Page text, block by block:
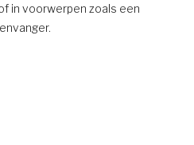
in voorwerpen zoals een